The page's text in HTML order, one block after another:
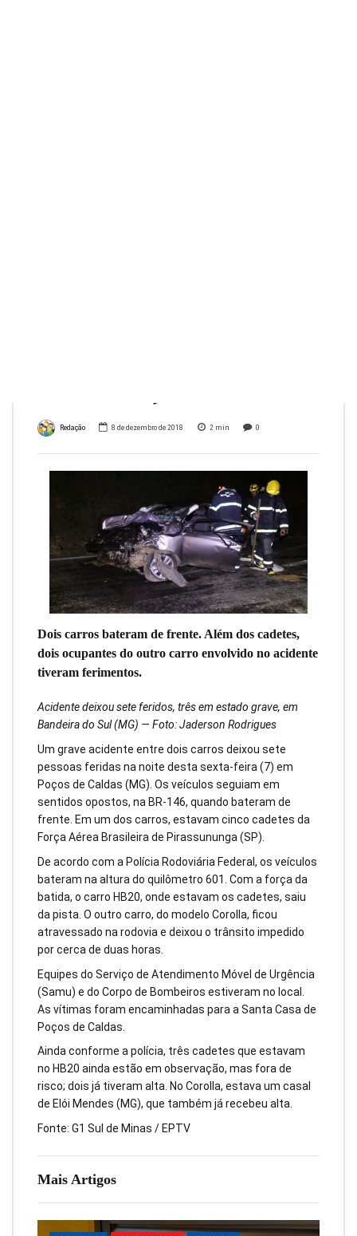
Mais Artigos
Redação 8 de dezembro de 2018 2 min 0
Dois carros bateram de frente. Além dos cadetes,
dois ocupantes do outro carro envolvido no acidente
tiveram ferimentos.
Acidente deixou sete feridos, três em estado grave, em
Bandeira do Sul (MG) — Foto: Jaderson Rodrigues
Um grave acidente entre dois carros deixou sete
pessoas feridas na noite desta sexta-feira (7) em
Poços de Caldas (MG). Os veículos seguiam em
sentidos opostos, na BR-146, quando bateram de
frente. Em um dos carros, estavam cinco cadetes da
Força Aérea Brasileira de Pirassununga (SP).
De acordo com a Polícia Rodoviária Federal, os veículos
bateram na altura do quilômetro 601. Com a força da
batida, o carro HB20, onde estavam os cadetes, saiu
da pista. O outro carro, do modelo Corolla, ficou
atravessado na rodovia e deixou o trânsito impedido
por cerca de duas horas.
Equipes do Serviço de Atendimento Móvel de Urgência
(Samu) e do Corpo de Bombeiros estiveram no local.
As vítimas foram encaminhadas para a Santa Casa de
Poços de Caldas.
Ainda conforme a polícia, três cadetes que estavam
no HB20 ainda estão em observação, mas fora de
risco; dois já tiveram alta. No Corolla, estava um casal
de Elói Mendes (MG), que também já recebeu alta.
Fonte: G1 Sul de Minas / EPTV